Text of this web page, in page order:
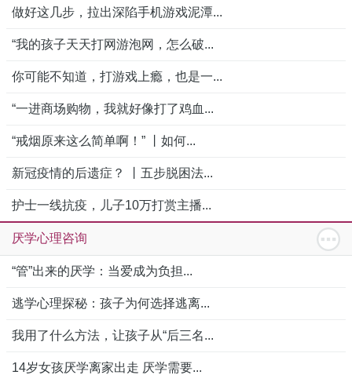
做好这几步，拉出深陷手机游戏泥潭...
“我的孩子天天打网游泡网，怎么破...
你可能不知道，打游戏上瘾，也是一...
“一进商场购物，我就好像打了鸡血...
“戒烟原来这么简单啊！” 丨如何...
新冠疫情的后遗症？ 丨五步脱困法...
护士一线抗疫，儿子10万打赏主播...
厌学心理咨询
“管”出来的厌学：当爱成为负担...
逃学心理探秘：孩子为何选择逃离...
我用了什么方法，让孩子从“后三名...
14岁女孩厌学离家出走 厌学需要...